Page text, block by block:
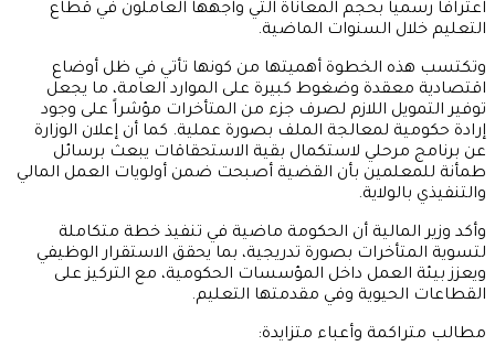
اعترافاً رسمياً بحجم المعاناة التي واجهها العاملون في قطاع
التعليم خلال السنوات الماضية.
وتكتسب هذه الخطوة أهميتها من كونها تأتي في ظل أوضاع
اقتصادية معقدة وضغوط كبيرة على الموارد العامة، ما يجعل
توفير التمويل اللازم لصرف جزء من المتأخرات مؤشراً على وجود
إرادة حكومية لمعالجة الملف بصورة عملية. كما أن إعلان الوزارة
عن برنامج مرحلي لاستكمال بقية الاستحقاقات يبعث برسائل
طمأنة للمعلمين بأن القضية أصبحت ضمن أولويات العمل المالي
والتنفيذي بالولاية.
وأكد وزير المالية أن الحكومة ماضية في تنفيذ خطة متكاملة
لتسوية المتأخرات بصورة تدريجية، بما يحقق الاستقرار الوظيفي
ويعزز بيئة العمل داخل المؤسسات الحكومية، مع التركيز على
القطاعات الحيوية وفي مقدمتها التعليم.
مطالب متراكمة وأعباء متزايدة: